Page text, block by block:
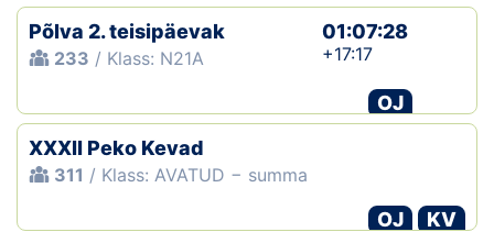
Põlva 2. teisipäevak
233 / Klass: N21A
01:07:28
+17:17
OJ
XXXII Peko Kevad
311 / Klass: AVATUD − summa
OJ
KV